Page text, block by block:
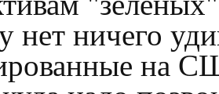
нет ничего
на